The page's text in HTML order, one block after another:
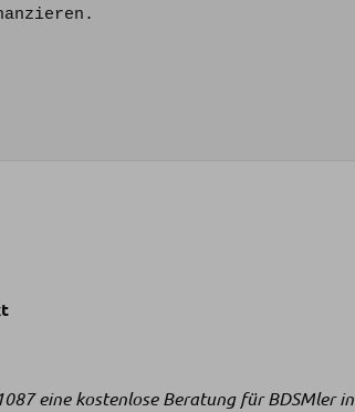
eine kostenlose Beratung für BDSMler in